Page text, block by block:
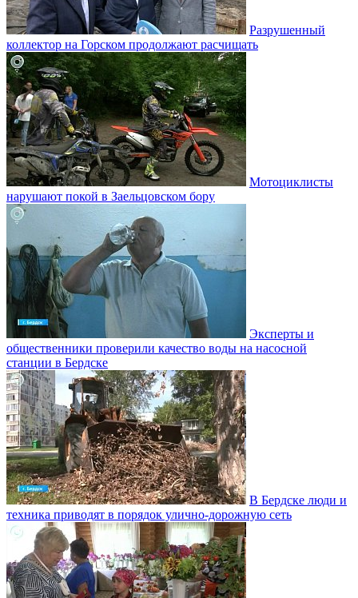
Разрушенный
коллектор на Горском продолжают расчищать
Мотоциклисты
нарушают покой в Заельцовском бору
Эксперты и
общественники проверили качество воды на насосной
станции в Бердске
В Бердске люди и
техника приводят в порядок улично‑дорожную сеть